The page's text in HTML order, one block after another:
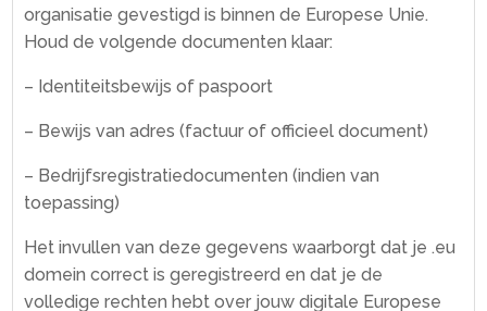
organisatie gevestigd is binnen de Europese Unie.​
Houd de volgende documenten klaar:
– Identiteitsbewijs of paspoort
– Bewijs van adres (factuur of officieel document)
– Bedrijfsregistratiedocumenten (indien van
toepassing)
Het invullen van deze gegevens waarborgt dat je .​eu
domein correct is geregistreerd en dat je de
volledige rechten hebt over jouw digitale Europese